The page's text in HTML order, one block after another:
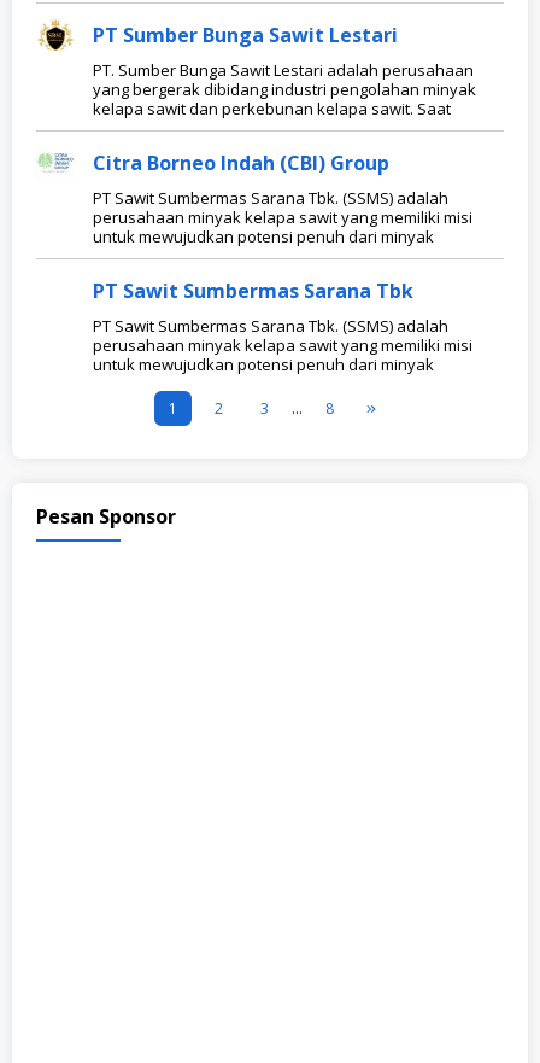
PT Sumber Bunga Sawit Lestari
PT. Sumber Bunga Sawit Lestari adalah perusahaan
yang bergerak dibidang industri pengolahan minyak
kelapa sawit dan perkebunan kelapa sawit. Saat
Citra Borneo Indah (CBI) Group
PT Sawit Sumbermas Sarana Tbk. (SSMS) adalah
perusahaan minyak kelapa sawit yang memiliki misi
untuk mewujudkan potensi penuh dari minyak
PT Sawit Sumbermas Sarana Tbk
PT Sawit Sumbermas Sarana Tbk. (SSMS) adalah
perusahaan minyak kelapa sawit yang memiliki misi
untuk mewujudkan potensi penuh dari minyak
1 2 3 … 8
Pesan Sponsor